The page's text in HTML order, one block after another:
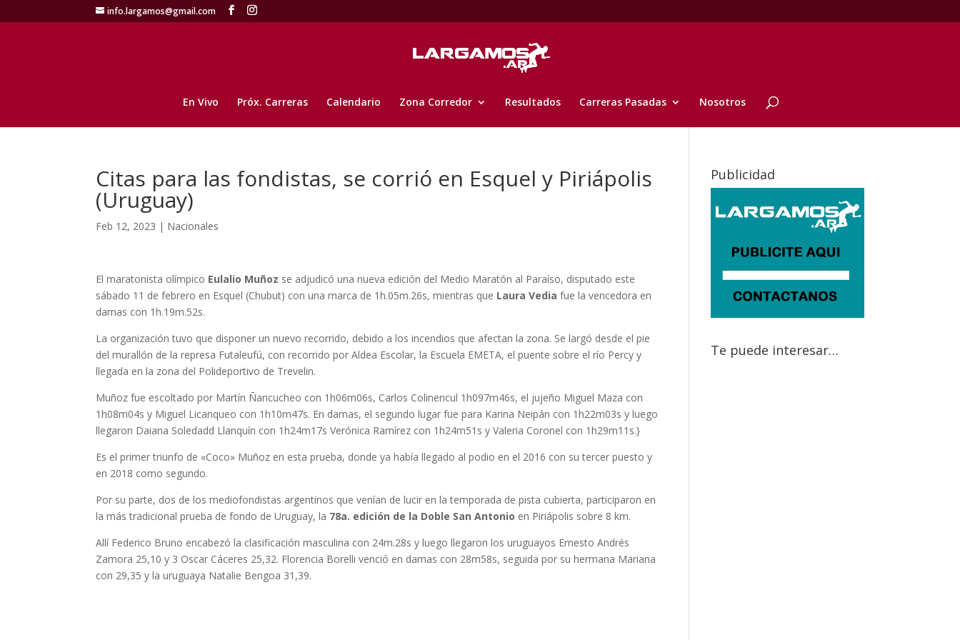
info.largamos@gmail.com
En Vivo Próx. Carreras Calendario Zona Corredor Resultados Carreras Pasadas Nosotros
Citas para las fondistas, se corrió en Esquel y Piriápolis
(Uruguay)
Feb 12, 2023 | Nacionales
El maratonista olímpico Eulalio Muñoz se adjudicó una nueva edición del Medio Maratón al Paraíso, disputado este
sábado 11 de febrero en Esquel (Chubut) con una marca de 1h.05m.26s, mientras que Laura Vediafue la vencedora en
damas con 1h.19m.52s.
La organización tuvo que disponer un nuevo recorrido, debido a los incendios que afectan la zona. Se largó desde el pie
del murallón de la represa Futaleufú, con recorrido por Aldea Escolar, la Escuela EMETA, el puente sobre el río Percy y
llegada en la zona del Polideportivo de Trevelin.
Muñoz fue escoltado por Martín Ñancucheo con 1h06m06s, Carlos Colinencul 1h097m46s, el jujeño Miguel Maza con
1h08m04s y Miguel Licanqueo con 1h10m47s. En damas, el segundo lugar fue para Karina Neipán con 1h22m03s y luego
llegaron Daiana Soledadd Llanquín con 1h24m17s Verónica Ramírez con 1h24m51s y Valeria Coronel con 1h29m11s.}
Es el primer triunfo de «Coco» Muñoz en esta prueba, donde ya había llegado al podio en el 2016 con su tercer puesto y
en 2018 como segundo.
Por su parte, dos de los mediofondistas argentinos que venían de lucir en la temporada de pista cubierta, participaron en
la más tradicional prueba de fondo de Uruguay, la 78a. edición de la Doble San Antonio en Piriápolis sobre 8 km.
Allí Federico Bruno encabezó la clasificación masculina con 24m.28s y luego llegaron los uruguayos Ernesto Andrés
Zamora 25,10 y 3 Oscar Cáceres 25,32. Florencia Borelli venció en damas con 28m58s, seguida por su hermana Mariana
con 29,35 y la uruguaya Natalie Bengoa 31,39.
Publicidad
Te puede interesar…